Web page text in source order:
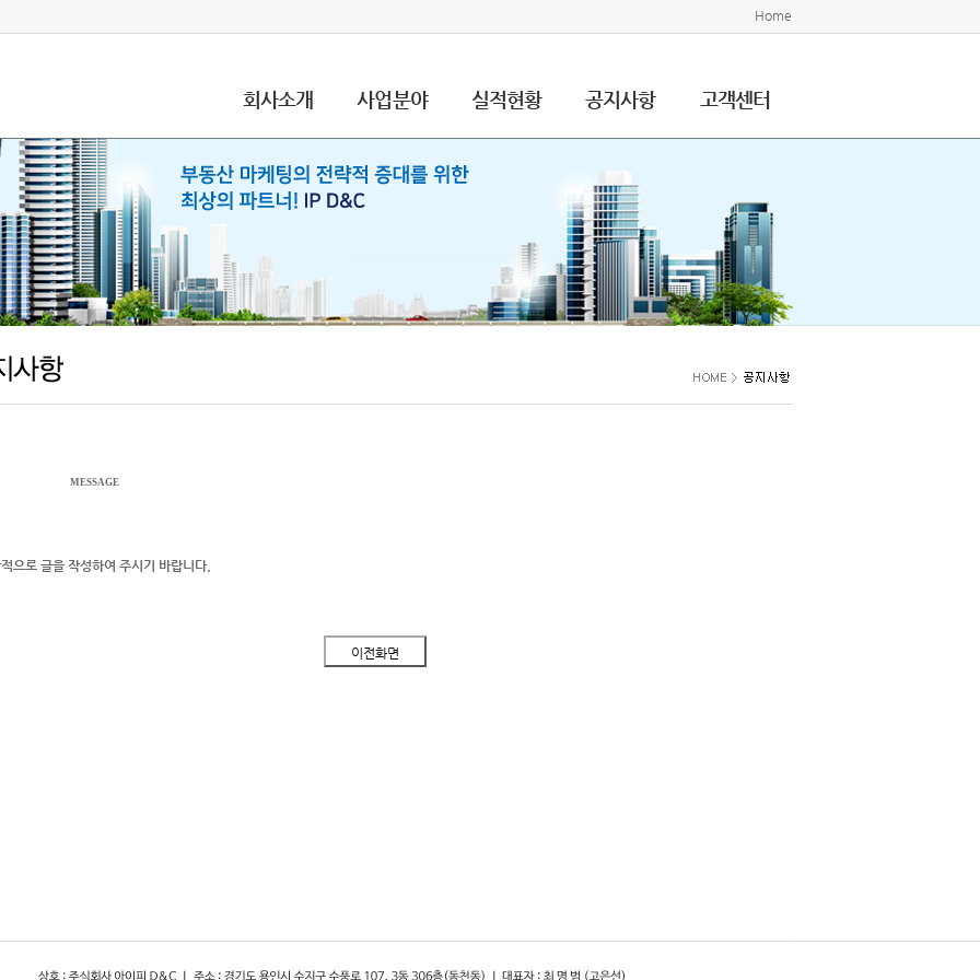
Home
회사소개 사업분야 실적현황 공지사항 고객센터
MESSAGE
으로 글을 작성하여 주시기 바랍니다.